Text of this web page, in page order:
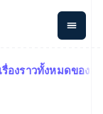
การ
แพลตฟ
เรื่องราวทั้งหมดของลู